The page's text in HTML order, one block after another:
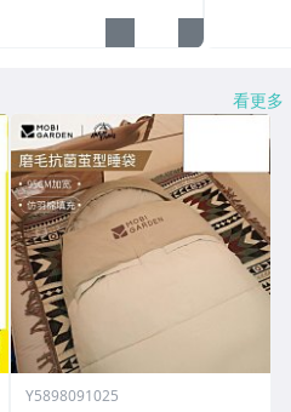
看更多
Y5898091025